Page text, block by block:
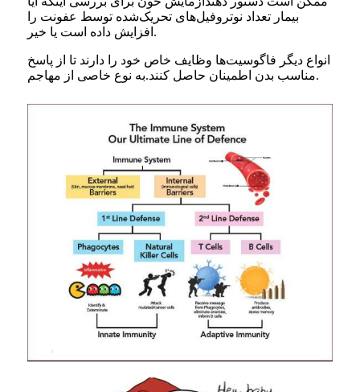
بیمار تعداد نوتروفیل‌های تحریک‌شده توسط عفونت را
افزایش داده است یا خیر.
انواع دیگر فاگوسیت‌ها وظایف خاص خود را دارند تا از پاسخ
مناسب بدن اطمینان حاصل کنند.به نوع خاصی از مهاجم.